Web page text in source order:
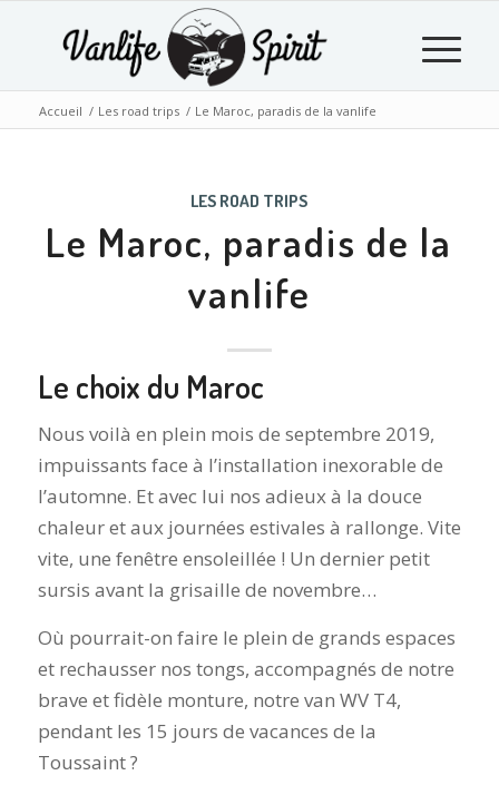
Accueil / Les road trips / Le Maroc, paradis de la vanlife
LES ROAD TRIPS
Le Maroc, paradis de la
vanlife
Le choix du Maroc
Nous voilà en plein mois de septembre 2019,
impuissants face à l’installation inexorable de
l’automne. Et avec lui nos adieux à la douce
chaleur et aux journées estivales à rallonge. Vite
vite, une fenêtre ensoleillée ! Un dernier petit
sursis avant la grisaille de novembre…
Où pourrait-on faire le plein de grands espaces
et rechausser nos tongs, accompagnés de notre
brave et fidèle monture, notre van WV T4,
pendant les 15 jours de vacances de la
Toussaint ?